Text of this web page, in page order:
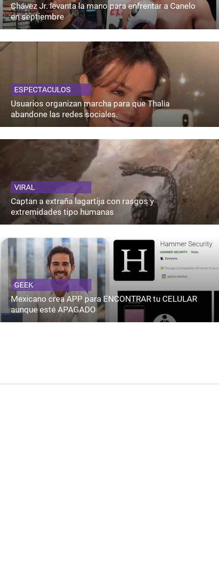
Chávez Jr. levanta la mano para enfrentar a Canelo
en septiembre
ESPECTACULOS
Usuarios organizan marcha para que Thalía
abandone las redes sociales.
VIRAL
Captan a extraña lagartija con rasgos y
extremidades tipo humanas
GEEK
Mexicano crea APP para ENCONTRAR tu CELULAR
aunque esté APAGADO